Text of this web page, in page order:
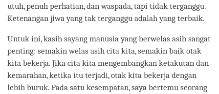
utuh, penuh perhatian, dan waspada, tapi tidak terganggu.
Ketenangan jiwa yang tak terganggu adalah yang terbaik.
Untuk ini, kasih sayang manusia yang berwelas asih sangat
penting: semakin welas asih cita kita, semakin baik otak
kita bekerja. Jika cita kita mengembangkan ketakutan dan
kemarahan, ketika itu terjadi, otak kita bekerja dengan
lebih buruk. Pada satu kesempatan, saya bertemu seorang